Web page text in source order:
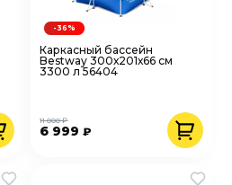
Каркасный бассейн
Bestway 300х201х66 см
3300 л 56404
6 999₽
11 000 ₽
-36%